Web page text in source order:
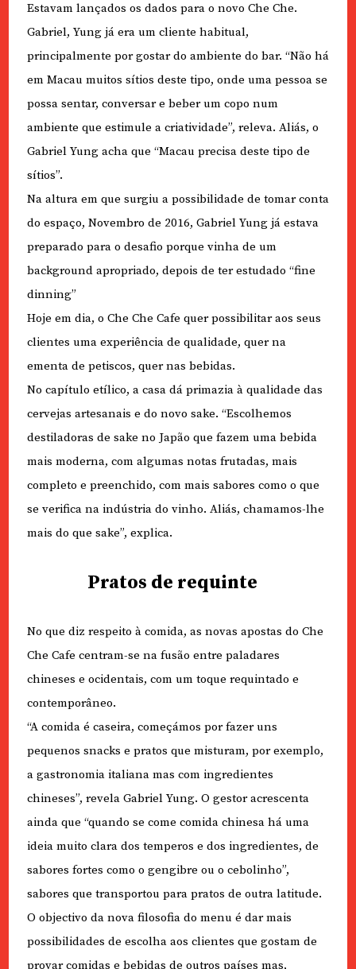
Estavam lançados os dados para o novo Che Che.
Gabriel, Yung já era um cliente habitual,
principalmente por gostar do ambiente do bar. “Não há
em Macau muitos sítios deste tipo, onde uma pessoa se
possa sentar, conversar e beber um copo num
ambiente que estimule a criatividade”, releva. Aliás, o
Gabriel Yung acha que “Macau precisa deste tipo de
sítios”.
Na altura em que surgiu a possibilidade de tomar conta
do espaço, Novembro de 2016, Gabriel Yung já estava
preparado para o desafio porque vinha de um
background apropriado, depois de ter estudado “fine
dinning”
Hoje em dia, o Che Che Cafe quer possibilitar aos seus
clientes uma experiência de qualidade, quer na
ementa de petiscos, quer nas bebidas.
No capítulo etílico, a casa dá primazia à qualidade das
cervejas artesanais e do novo sake. “Escolhemos
destiladoras de sake no Japão que fazem uma bebida
mais moderna, com algumas notas frutadas, mais
completo e preenchido, com mais sabores como o que
se verifica na indústria do vinho. Aliás, chamamos-lhe
mais do que sake”, explica.
Pratos de requinte
No que diz respeito à comida, as novas apostas do Che
Che Cafe centram-se na fusão entre paladares
chineses e ocidentais, com um toque requintado e
contemporâneo.
“A comida é caseira, começámos por fazer uns
pequenos snacks e pratos que misturam, por exemplo,
a gastronomia italiana mas com ingredientes
chineses”, revela Gabriel Yung. O gestor acrescenta
ainda que “quando se come comida chinesa há uma
ideia muito clara dos temperos e dos ingredientes, de
sabores fortes como o gengibre ou o cebolinho”,
sabores que transportou para pratos de outra latitude.
O objectivo da nova filosofia do menu é dar mais
possibilidades de escolha aos clientes que gostam de
provar comidas e bebidas de outros países mas,